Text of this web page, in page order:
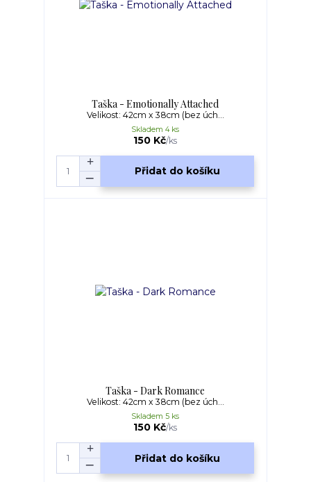
Taška - Emotionally Attached
Velikost: 42cm x 38cm (bez úch...
150 Kč/ks
Skladem 4 ks
Přidat do košíku
Taška - Dark Romance
Velikost: 42cm x 38cm (bez úch...
150 Kč/ks
Skladem 5 ks
Přidat do košíku